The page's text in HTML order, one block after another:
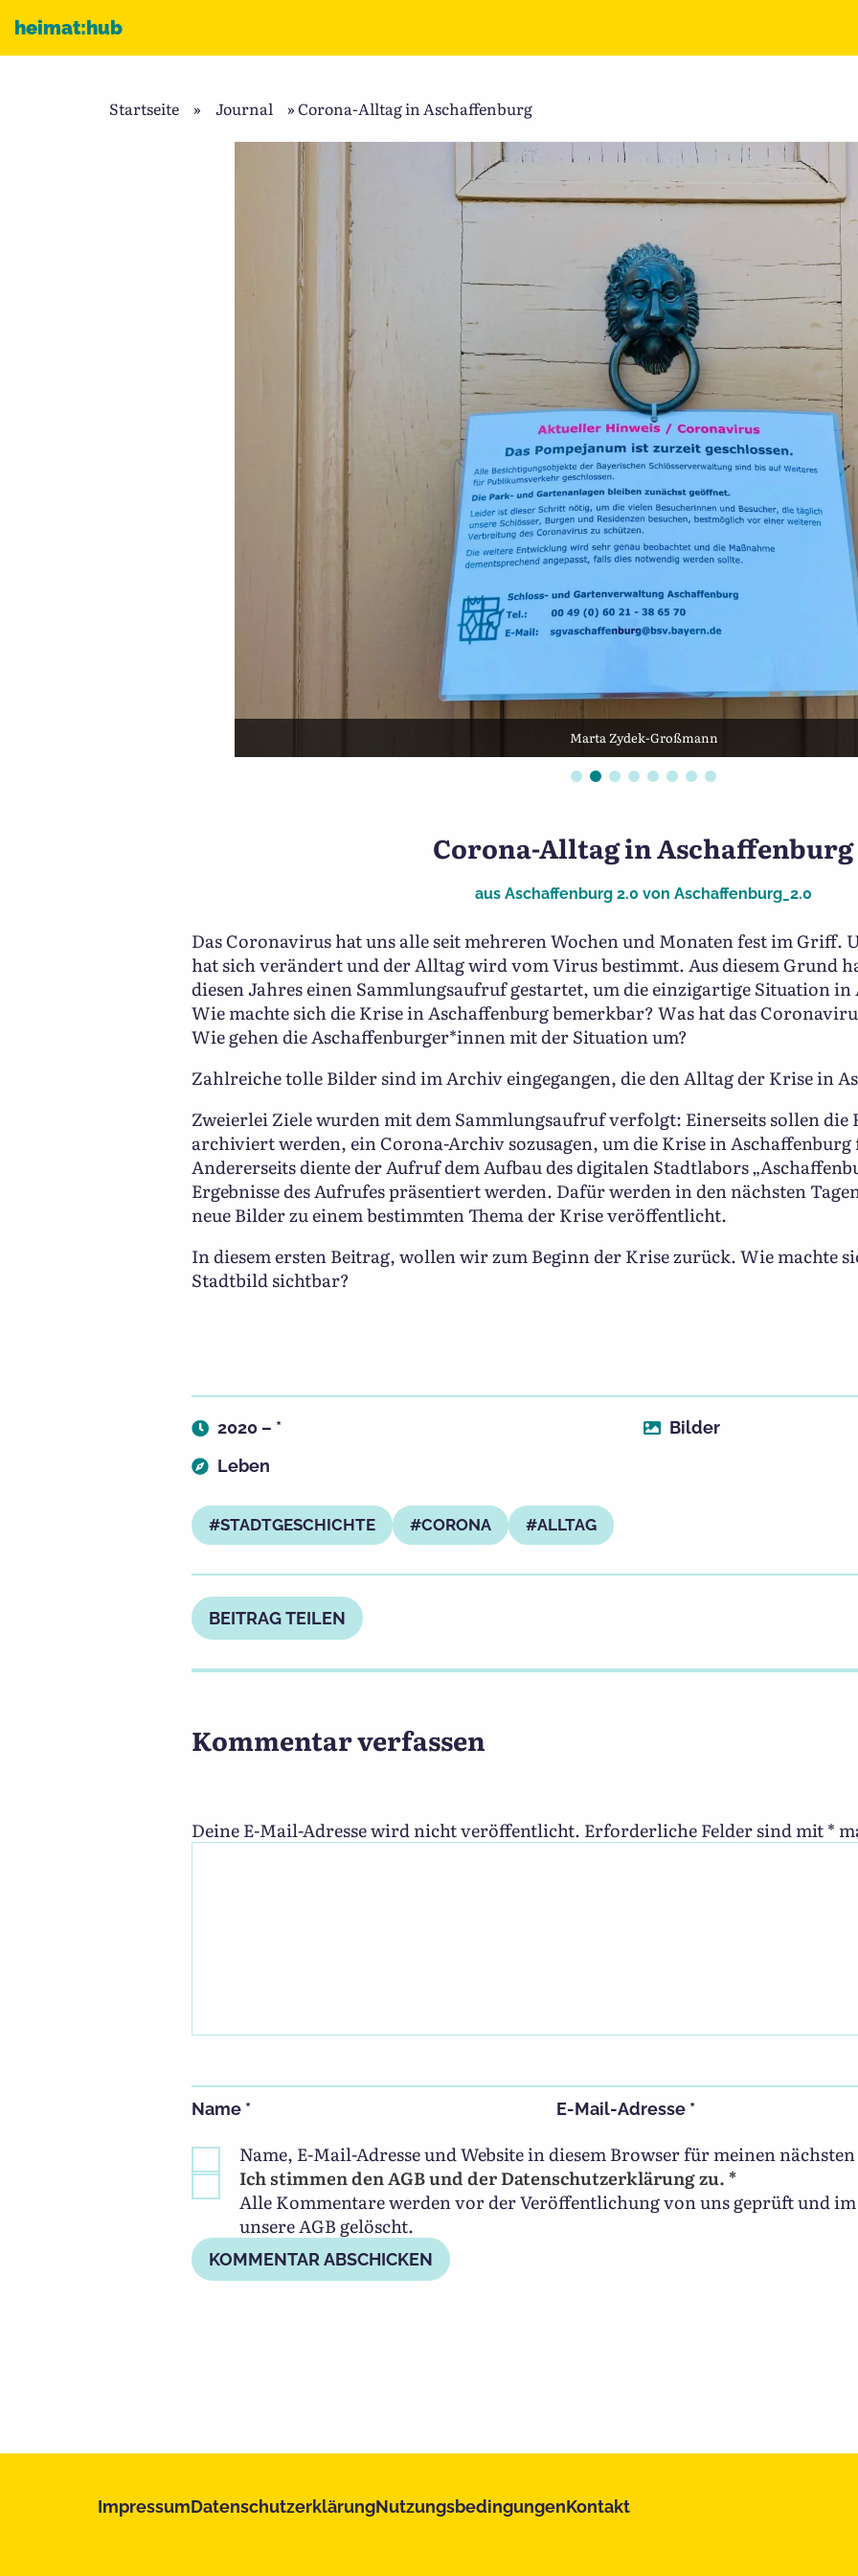
heimat:hub
Startseite » Journal »Corona-Alltag in Aschaffenburg
Marta Zydek-Großmann
Corona-Alltag in Aschaffenburg
aus Aschaffenburg 2.0 von Aschaffenburg_2.0
Das Coronavirus hat uns alle seit mehreren Wochen und Monaten fest im Griff.
hat sich verändert und der Alltag wird vom Virus bestimmt. Aus diesem Grund
diesen Jahres einen Sammlungsaufruf gestartet, um die einzigartige Situation
Wie machte sich die Krise in Aschaffenburg bemerkbar? Was hat das
Wie gehen die Aschaffenburger*innen mit der Situation um?
Zahlreiche tolle Bilder sind im Archiv eingegangen, die den Alltag der Krise in
Zweierlei Ziele wurden mit dem Sammlungsaufruf verfolgt: Einerseits sollen
archiviert werden, ein Corona-Archiv sozusagen, um die Krise in
Andererseits diente der Aufruf dem Aufbau des digitalen Stadtlabors
Ergebnisse des Aufrufes präsentiert werden. Dafür werden in den nächsten
neue Bilder zu einem bestimmten Thema der Krise veröffentlicht.
In diesem ersten Beitrag, wollen wir zum Beginn der Krise zurück. Wie machte
Stadtbild sichtbar?
2020 – *
Bilder
Leben
STADTGESCHICHTE CORONA ALLTAG
BEITRAG TEILEN
Kommentar verfassen
Deine E-Mail-Adresse wird nicht veröffentlicht. Erforderliche Felder sind mit*
Name * E-Mail-Adresse *
Name, E-Mail-Adresse und Website in diesem Browser für meinen
Ich stimmen den AGB und der Datenschutzerklärung zu. *
Alle Kommentare werden vor der Veröffentlichung von uns geprüft und im
unsere AGB gelöscht.
ImpressumDatenschutzerklärungNutzungsbedingungenKontakt